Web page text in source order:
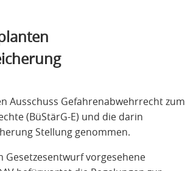
Ausschuss Gefahrenabwehrrecht zum
(BüStärG-E) und die darin
Stellung genommen.
Gesetzesentwurf vorgesehene